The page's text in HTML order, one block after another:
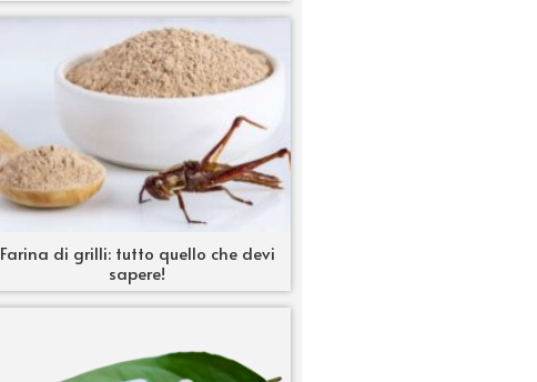
Farina di grilli: tutto quello che devi
sapere!